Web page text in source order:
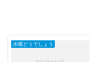
水曜どうでしょう